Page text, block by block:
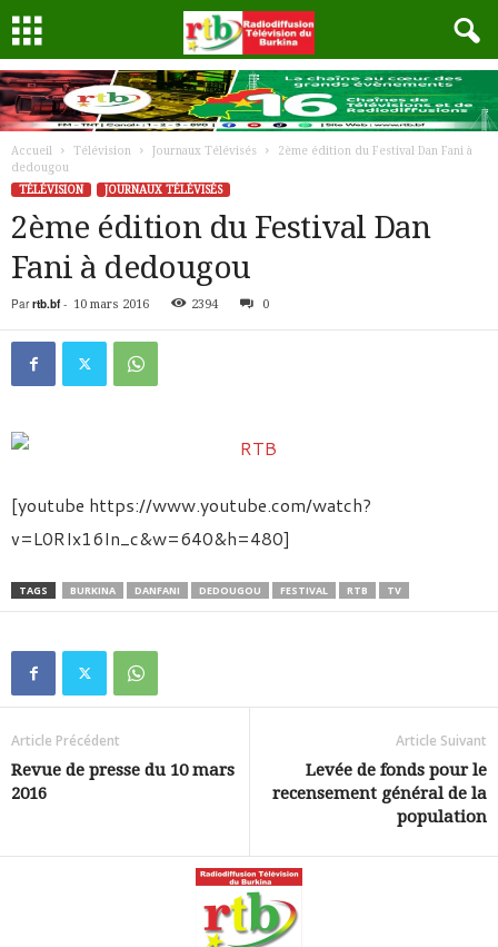
Accueil Télévision Journaux Télévisés
2ème édition du Festival Dan Fani à
dedougou
TÉLÉVISION
JOURNAUX TÉLÉVISÉS
2ème édition du Festival Dan
Fani à dedougou
Par rtb.bf- 10 mars 2016 2394 0
[youtube https://www.youtube.com/watch?
v=L0RIx16In_c&w=640&h=480]
TAGS BURKINA DANFANI DEDOUGOU FESTIVAL RTB TV
Article Précédent
Revue de presse du 10 mars
2016
Article Suivant
Levée de fonds pour le
recensement général de la
population